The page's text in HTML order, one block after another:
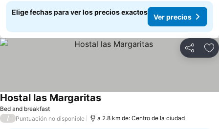
Elige fechas para ver los precios exactos
Ver precios
Compartir
Bed and breakfast
Hostal las MargaritasVer precios
/ Puntuación no disponible a 2.8 km de: Centro de la ciudad